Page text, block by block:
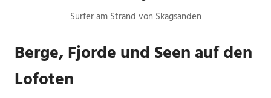
Surfer am Strand von Skagsanden
Berge, Fjorde und Seen auf den
Lofoten